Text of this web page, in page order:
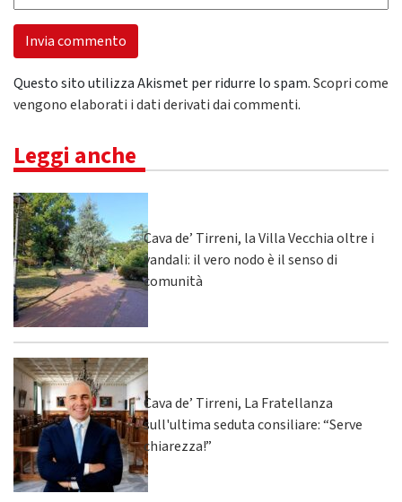
Questo sito utilizza Akismet per ridurre lo spam.Scopri come
vengono elaborati i dati derivati dai commenti.
Leggi anche
Cava de’ Tirreni, la Villa Vecchia oltre i
vandali: il vero nodo è il senso di
comunità
Cava de’ Tirreni, La Fratellanza
sull'ultima seduta consiliare: “Serve
chiarezza!”